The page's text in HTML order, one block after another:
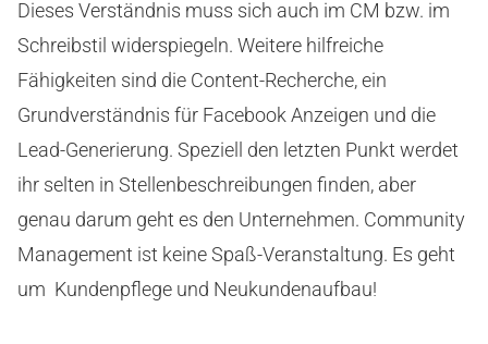
Dieses Verständnis muss sich auch im CM bzw. im
Schreibstil widerspiegeln. Weitere hilfreiche
Fähigkeiten sind die Content-Recherche, ein
Grundverständnis für Facebook Anzeigen und die
Lead-Generierung. Speziell den letzten Punkt werdet
ihr selten in Stellenbeschreibungen finden, aber
genau darum geht es den Unternehmen. Community
Management ist keine Spaß-Veranstaltung. Es geht
um Kundenpflege und Neukundenaufbau!